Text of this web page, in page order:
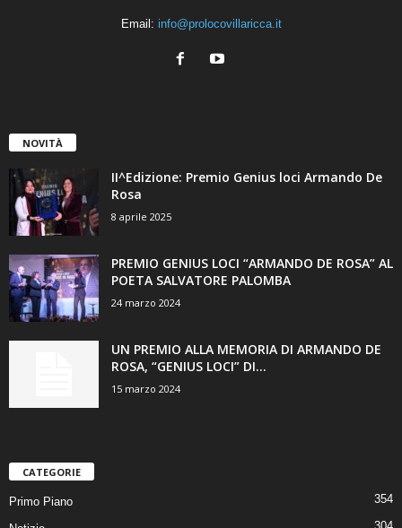
Email: info@prolocovillaricca.it
NOVITÀ
II^Edizione: Premio Genius loci Armando De
Rosa
8 aprile 2025
PREMIO GENIUS LOCI “ARMANDO DE ROSA” AL
POETA SALVATORE PALOMBA
24 marzo 2024
UN PREMIO ALLA MEMORIA DI ARMANDO DE
ROSA, “GENIUS LOCI” DI...
15 marzo 2024
CATEGORIE
Primo Piano 354
304